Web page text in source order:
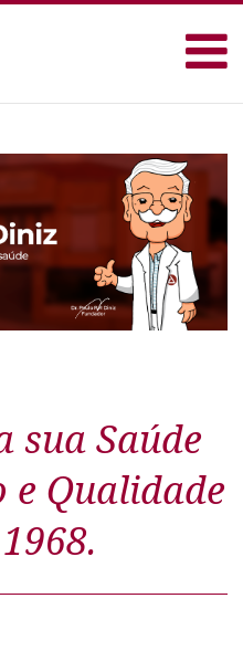
sua Saúde
Qualidade